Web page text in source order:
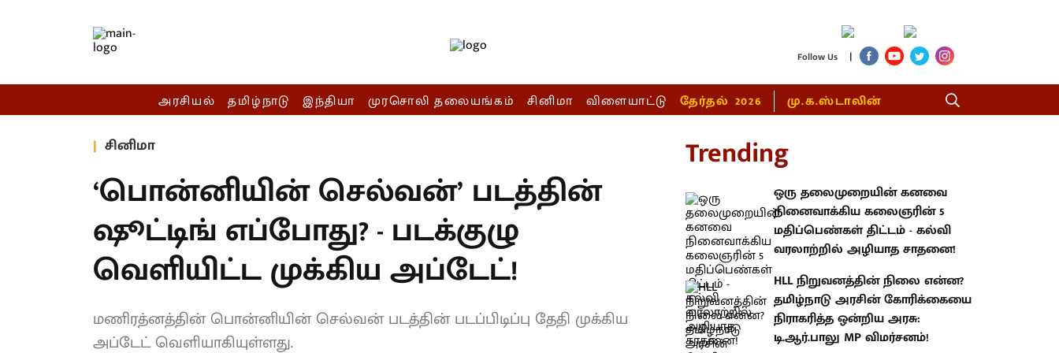
Follow Us |
அரசியல் தமிழ்நாடு இந்தியா முரசொலி தலையங்கம் சினிமா விளையாட்டு தேர்தல் 2026 மு.க.ஸ்டாலின்
சினிமா
‘பொன்னியின் செல்வன்’ படத்தின்
ஷூட்டிங் எப்போது? - படக்குழு
வெளியிட்ட முக்கிய அப்டேட்!
மணிரத்னத்தின் பொன்னியின் செல்வன் படத்தின் படப்பிடிப்பு தேதி முக்கிய
அப்டேட் வெளியாகியுள்ளது.
Trending
ஒரு தலைமுறையின் கனவை
நினைவாக்கிய கலைஞரின் 5
மதிப்பெண்கள் திட்டம் - கல்வி
வரலாற்றில் அழியாத சாதனை!
HLL நிறுவனத்தின் நிலை என்ன?
தமிழ்நாடு அரசின் கோரிக்கையை
நிராகரித்த ஒன்றிய அரசு:
டி.ஆர்.பாலு MP விமர்சனம்!